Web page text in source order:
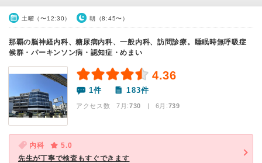
土曜（〜12:30） 朝（8:45〜）
那覇の脳神経内科、糖尿病内科、一般内科、訪問診療。睡眠時無呼吸症
候群・パーキンソン病・認知症・めまい
4.36
1件 183件
アクセス数 7月:730 | 6月:739
内科
5.0
先生が丁寧で検査もすぐできます